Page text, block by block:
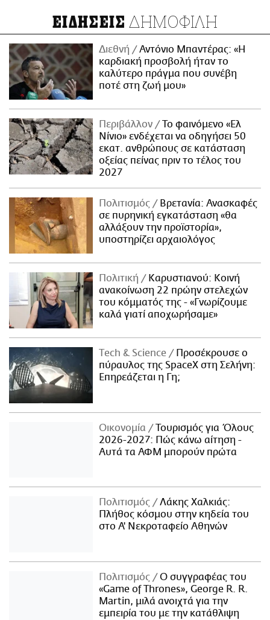
ΕΙΔΗΣΕΙΣ ΔΗΜΟΦΙΛΗ
Διεθνή
Αντόνιο Μπαντέρας: «Η
καρδιακή προσβολή ήταν το
καλύτερο πράγμα που συνέβη
ποτέ στη ζωή μου»
Περιβάλλον
Το φαινόμενο «Ελ
Νίνιο» ενδέχεται να οδηγήσει 50
εκατ. ανθρώπους σε κατάσταση
οξείας πείνας πριν το τέλος του
2027
Πολιτισμός
Βρετανία: Ανασκαφές
σε πυρηνική εγκατάσταση «θα
αλλάξουν την προϊστορία»,
υποστηρίζει αρχαιολόγος
Πολιτική
Καρυστιανού: Κοινή
ανακοίνωση 22 πρώην στελεχών
του κόμματός της - «Γνωρίζουμε
καλά γιατί αποχωρήσαμε»
Τech & Science
Προσέκρουσε ο
πύραυλος της SpaceX στη Σελήνη:
Επηρεάζεται η Γη;
Οικονομία
Τουρισμός για Όλους
2026-2027: Πώς κάνω αίτηση -
Αυτά τα ΑΦΜ μπορούν πρώτα
Πολιτισμός
Λάκης Χαλκιάς:
Πλήθος κόσμου στην κηδεία του
στο Α' Νεκροταφείο Αθηνών
Πολιτισμός
Ο συγγραφέας του
«Game of Thrones», George R. R.
Martin, μιλά ανοιχτά για την
εμπειρία του με την κατάθλιψη